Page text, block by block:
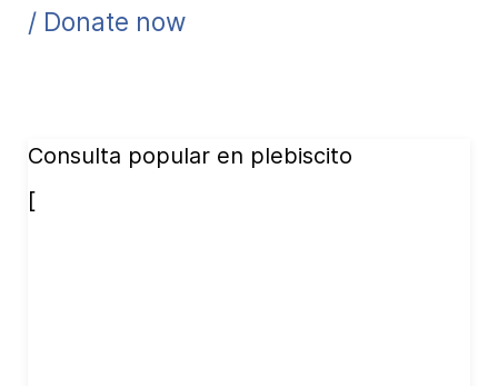
/ Donate now
Consulta popular en plebiscito
[